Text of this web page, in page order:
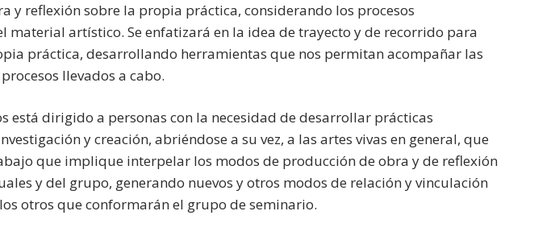
y reflexión sobre la propia práctica, considerando los procesos
material artístico. Se enfatizará en la idea de trayecto y de recorrido para
práctica, desarrollando herramientas que nos permitan acompañar las
llevados a cabo.
está dirigido a personas con la necesidad de desarrollar prácticas
y creación, abriéndose a su vez, a las artes vivas en general, que
que implique interpelar los modos de producción de obra y de reflexión
y del grupo, generando nuevos y otros modos de relación y vinculación
otros que conformarán el grupo de seminario.